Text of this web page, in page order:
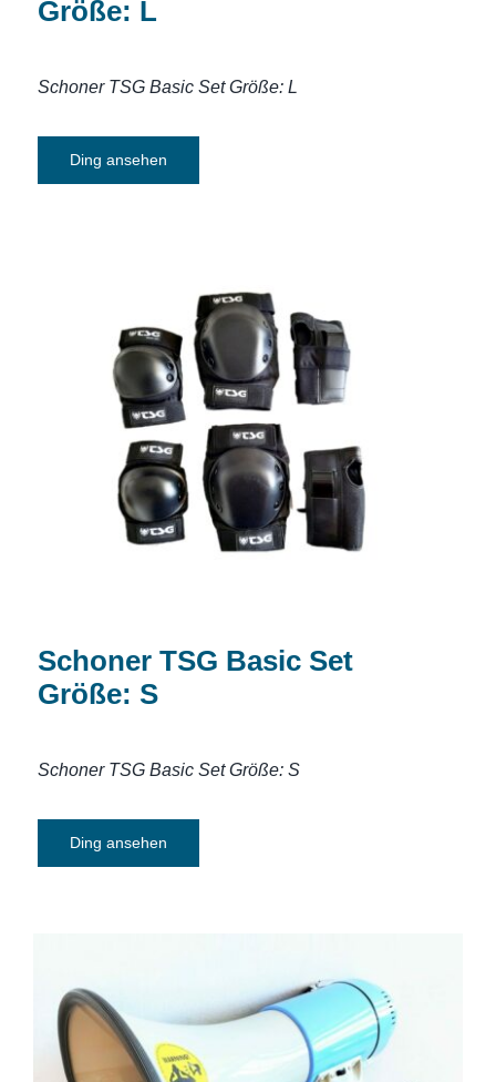
Größe: L
Schoner TSG Basic Set Größe: L
Ding ansehen
Schoner TSG Basic Set Größe: S
Schoner TSG Basic Set
Größe: S
Schoner TSG Basic Set Größe: S
Ding ansehen